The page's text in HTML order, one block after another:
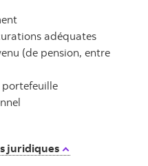
adéquates
(de pension, entre
portefeuille
juridiques